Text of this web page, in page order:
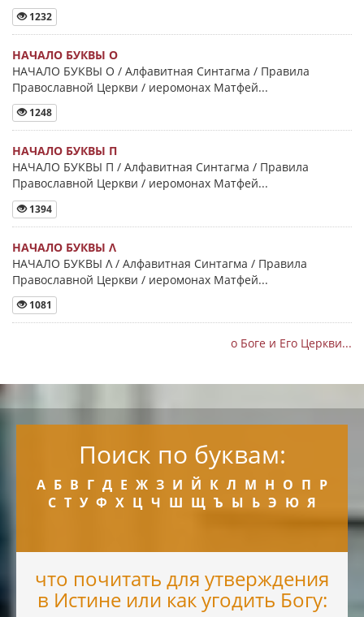
1232
НАЧАЛО БУКВЫ Ο
НАЧАЛО БУКВЫ Ο / Алфавитная Синтагма / Правила
Православной Церкви / иеромонах Матфей...
1248
НАЧАЛО БУКВЫ Π
НАЧАЛО БУКВЫ Π / Алфавитная Синтагма / Правила
Православной Церкви / иеромонах Матфей...
1394
НАЧАЛО БУКВЫ Λ
НАЧАЛО БУКВЫ Λ / Алфавитная Синтагма / Правила
Православной Церкви / иеромонах Матфей...
1081
о Боге и Его Церкви...
Поиск по буквам:
А Б В Г Д Е Ж З И Й К Л М Н О П Р
С Т У Ф Х Ц Ч Ш Щ Ъ Ы Ь Э Ю Я
что почитать для утверждения
в Истине или как угодить Богу: